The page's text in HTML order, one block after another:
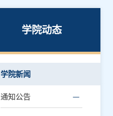
学院动态
学院新闻
通知公告